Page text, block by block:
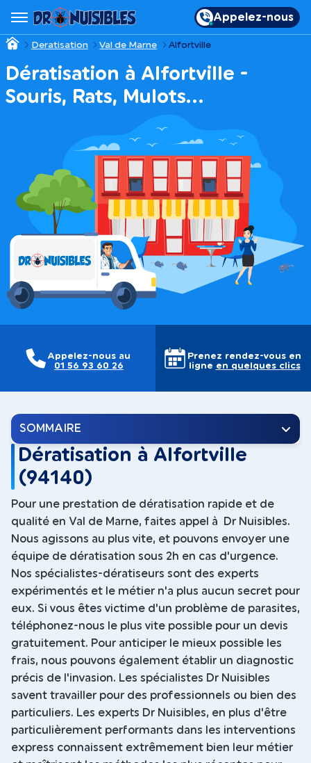
Appelez-nous
Deratisation Val de Marne Alfortville
Dératisation à Alfortville -
Souris, Rats, Mulots…
Appelez-nous au
01 56 93 60 26
Prenez rendez-vous en
ligne en quelques clics
SOMMAIRE
Dératisation à Alfortville
(94140)
Pour une prestation de dératisation rapide et de
qualité en Val de Marne, faites appel à Dr Nuisibles.
Nous agissons au plus vite, et pouvons envoyer une
équipe de dératisation sous 2h en cas d'urgence.
Nos spécialistes-dératiseurs sont des experts
expérimentés et le métier n'a plus aucun secret pour
eux. Si vous êtes victime d'un problème de parasites,
téléphonez-nous le plus vite possible pour un devis
gratuitement. Pour anticiper le mieux possible les
frais, nous pouvons également établir un diagnostic
précis de l'invasion. Les spécialistes Dr Nuisibles
savent travailler pour des professionnels ou bien des
particuliers. Les experts Dr Nuisibles, en plus d'être
particulièrement performants dans les interventions
express connaissent extrêmement bien leur métier